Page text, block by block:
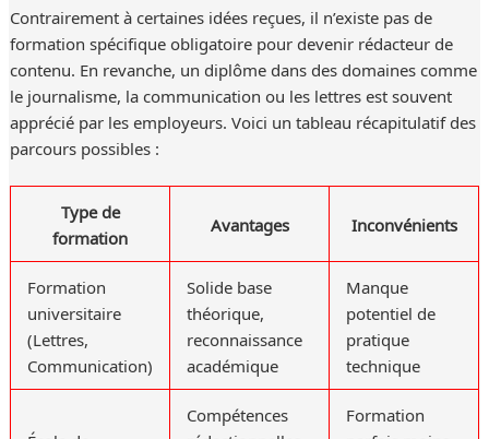
Contrairement à certaines idées reçues, il n’existe pas de
formation spécifique obligatoire pour devenir rédacteur de
contenu. En revanche, un diplôme dans des domaines comme
le journalisme, la communication ou les lettres est souvent
apprécié par les employeurs. Voici un tableau récapitulatif des
parcours possibles :
Type de
formation
Avantages Inconvénients
Formation
universitaire
(Lettres,
Communication)
Solide base
théorique,
reconnaissance
académique
Manque
potentiel de
pratique
technique
Compétences
Formation